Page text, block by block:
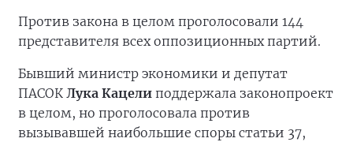
Против закона в целом проголосовали 144
представителя всех оппозиционных партий.
Бывший министр экономики и депутат
ПАСОК Лука Кацели поддержала законопроект
в целом, но проголосовала против
вызывавшей наибольшие споры статьи 37,